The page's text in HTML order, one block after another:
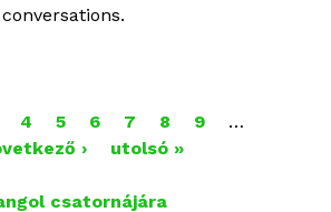
4 5 6 7 8 9
…
›
utolsó »